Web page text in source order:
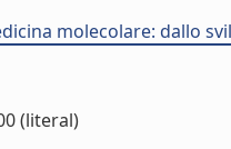
molecolare: dallo
(literal)